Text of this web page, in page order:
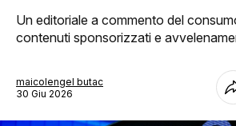
CRONACA E POLITICA
SCIENZA E TECNOLOGIA
Un editoriale a commento del
contenuti sponsorizzati e
maicolengel butac
30 Giu 2026